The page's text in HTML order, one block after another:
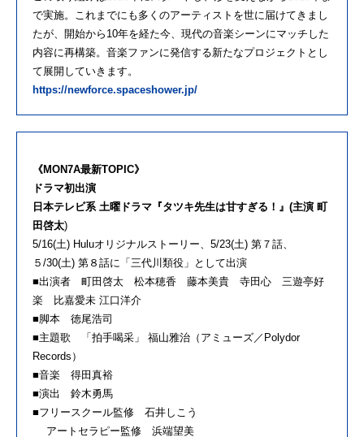
で実施。これまでにも多くのアーティストを世に届けてきまし
たが、開始から10年を経た今、現代の音楽シーンにマッチした
内容に再構築。音楽ファンに発信する新たなプロジェクトとし
て展開していきます。
https://newforce.spaceshower.jp/
《MON7A最新TOPIC》
ドラマ初出演
日本テレビ系 土曜ドラマ『タツキ先生は甘すぎる！』(主演 町
田啓太)
5/16(土) Huluオリジナルストーリー、5/23(土) 第７話、
５/30(土) 第８話に「三代川類役」として出演
■出演者 町田啓太 松本穂香 藤本美貴 寺田心 三遊亭好
楽 比嘉愛未 江口洋介
■脚本 徳尾浩司
■主題歌 「拍手喝采」 福山雅治（アミューズ／Polydor
Records）
■音楽 得田真裕
■演出 鈴木勇馬
■フリースクール監修 石井しこう
アートセラピー監修 浜端望美